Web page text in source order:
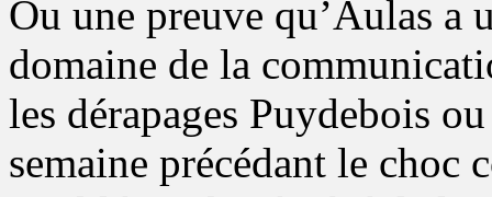
Ou une preuve qu’Aulas a
domaine de la
les dérapages Puydebois
semaine précédant le